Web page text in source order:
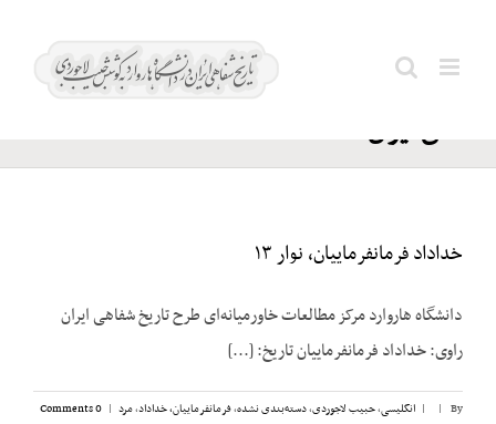
مجاهدین
خلق ایران
خداداد فرمانفرماییان، نوار ۱۳
دانشگاه هاروارد مرکز مطالعات خاورمیانه‌ای طرح تاریخ شفاهی ایران
راوی: خداداد فرمانفرماییان تاریخ: [...]
By
|
| انگلیسی,حبیب لاجوردی,دسته‌بندی نشده,فرمانفرماییان، خداداد,مرد |
0 Comments